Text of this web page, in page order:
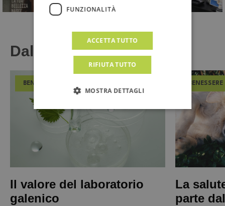
Dal Magazine
BENESSERE
Il valore del laboratorio
galenico
BENESSERE
La
parte
FUNZIONALITÀ
ACCETTA TUTTO
RIFIUTA TUTTO
MOSTRA DETTAGLI